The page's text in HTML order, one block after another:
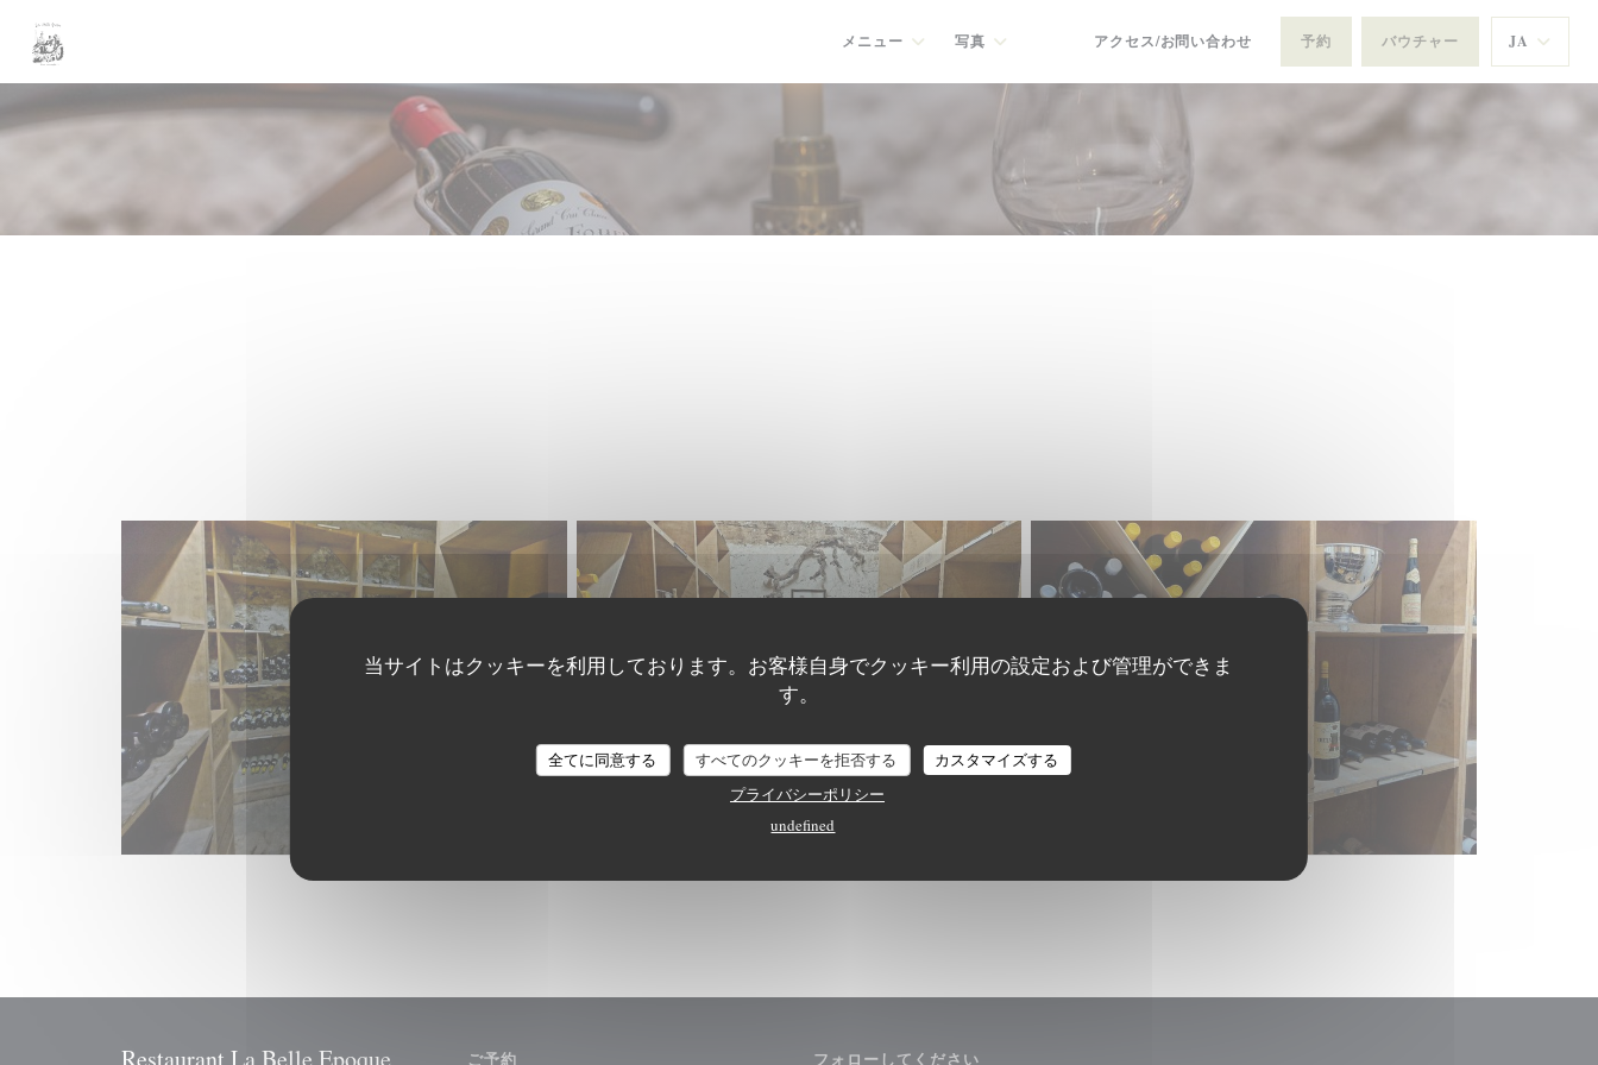
当サイトはクッキーを利用しております。お客様自身でクッキー利用の設定および管理ができま
す。
全てに同意する すべてのクッキーを拒否する
カスタマイズする
プライバシーポリシー
undefined
メニュー 写真
((新しいウィンドウで開きます))
((新しいウィンドウで開きます))
アクセス/お問い合わせ 予約 バウチャー JA
Restaurant La Belle Epoque ご予約 フォローしてください